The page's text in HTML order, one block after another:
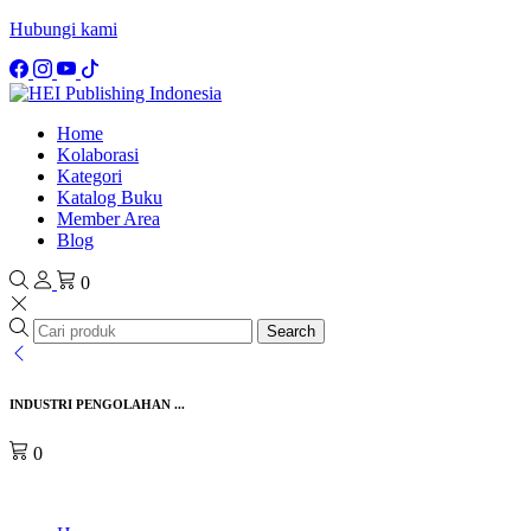
Hubungi kami
Home
Kolaborasi
Kategori
Katalog Buku
Member Area
Blog
0
Search
INDUSTRI PENGOLAHAN ...
0